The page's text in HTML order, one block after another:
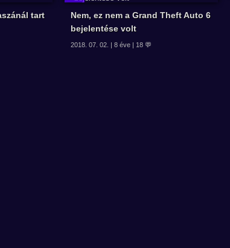
tart
Nem, ez nem a Grand Theft Auto 6
bejelentése volt
2018. 07. 02. | 8 éve | 18 💬